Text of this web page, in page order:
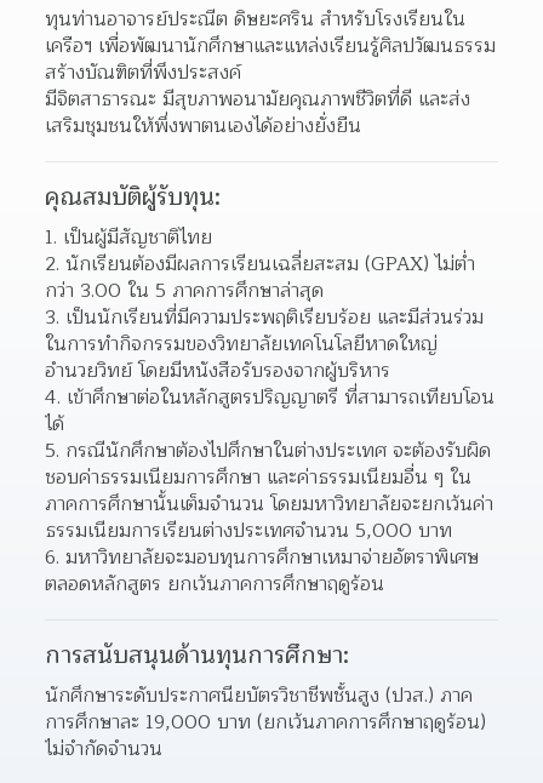
ทุนท่านอาจารย์ประณีต ดิษยะศริน สำหรับโรงเรียนใน
เครือฯ เพื่อพัฒนานักศึกษาและแหล่งเรียนรู้ศิลปวัฒนธรรม
สร้างบัณฑิตที่พึงประสงค์
มีจิตสาธารณะ มีสุขภาพอนามัยคุณภาพชีวิตที่ดี และส่ง
เสริมชุมชนให้พึ่งพาตนเองได้อย่างยั่งยืน
คุณสมบัติผู้รับทุน:
เป็นผู้มีสัญชาติไทย
นักเรียนต้องมีผลการเรียนเฉลี่ยสะสม (GPAX) ไม่ต่ำ
กว่า 3.00 ใน 5 ภาคการศึกษาล่าสุด
เป็นนักเรียนที่มีความประพฤติเรียบร้อย และมีส่วนร่วม
ในการทำกิจกรรมของวิทยาลัยเทคโนโลยีหาดใหญ่
อำนวยวิทย์ โดยมีหนังสือรับรองจากผู้บริหาร
เข้าศึกษาต่อในหลักสูตรปริญญาตรี ที่สามารถเทียบโอน
ได้
กรณีนักศึกษาต้องไปศึกษาในต่างประเทศ จะต้องรับผิด
ชอบค่าธรรมเนียมการศึกษา และค่าธรรมเนียมอื่น ๆ ใน
ภาคการศึกษานั้นเต็มจำนวน โดยมหาวิทยาลัยจะยกเว้นค่า
ธรรมเนียมการเรียนต่างประเทศจำนวน 5,000 บาท
มหาวิทยาลัยจะมอบทุนการศึกษาเหมาจ่ายอัตราพิเศษ
ตลอดหลักสูตร ยกเว้นภาคการศึกษาฤดูร้อน
การสนับสนุนด้านทุนการศึกษา:
นักศึกษาระดับประกาศนียบัตรวิชาชีพชั้นสูง (ปวส.) ภาค
การศึกษาละ 19,000 บาท (ยกเว้นภาคการศึกษาฤดูร้อน)
ไม่จำกัดจำนวน